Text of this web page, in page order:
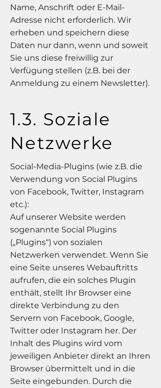
Name, Anschrift oder E-Mail-
Adresse nicht erforderlich. Wir
erheben und speichern diese
Daten nur dann, wenn und soweit
Sie uns diese freiwillig zur
Verfügung stellen (z.B. bei der
Anmeldung zu einem Newsletter).
1.3. Soziale
Netzwerke
Social-Media-Plugins (wie z.B. die
Verwendung von Social Plugins
von Facebook, Twitter, Instagram
etc.):
Auf unserer Website werden
sogenannte Social Plugins
(„Plugins“) von sozialen
Netzwerken verwendet. Wenn Sie
eine Seite unseres Webauftritts
aufrufen, die ein solches Plugin
enthält, stellt Ihr Browser eine
direkte Verbindung zu den
Servern von Facebook, Google,
Twitter oder Instagram her. Der
Inhalt des Plugins wird vom
jeweiligen Anbieter direkt an Ihren
Browser übermittelt und in die
Seite eingebunden. Durch die